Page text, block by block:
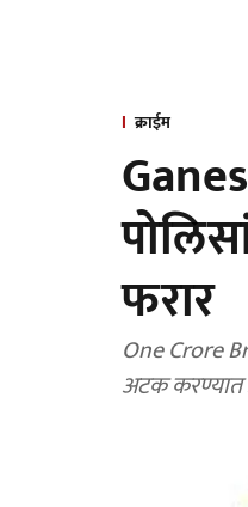
क्राईम
फरार
One Crore
अटक